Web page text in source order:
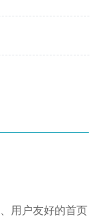
用户友好的首页